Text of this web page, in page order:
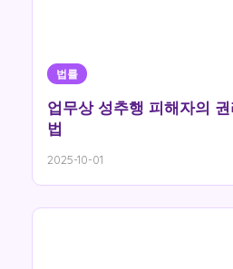
법률
업무상 성추행 피해자의
법
2025-10-01